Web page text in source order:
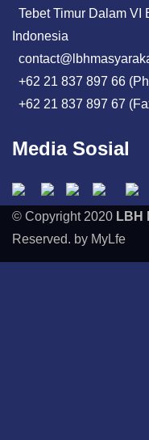
Tebet Timur Dalam VI
Indonesia
+62 21 837 897 66
+62 21 837 897 67
Media Sosial
© Copyright 2020 LBH
Reserved. by MyLfe